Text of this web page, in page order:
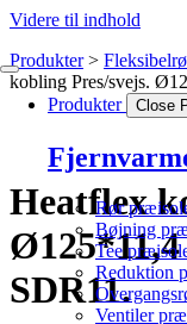
Videre til indhold
Produkter Close
Rør
Bøjning
Tee
Reduktion
Ventiler
Produkter
kobling Pres/svejs.
Heatflex
SDR11.